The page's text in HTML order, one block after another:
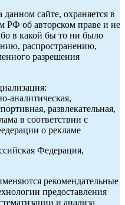
сайте, охраняется в
РФ об авторском праве и не
в какой бы то ни было
распространению,
разрешения
аналитическая,
развлекательная,
в соответствии с
о рекламе
Федерация,
рекомендательные
предоставления
и анализа